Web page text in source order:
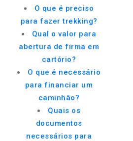
O que é preciso
para fazer trekking?
Qual o valor para
abertura de firma em
cartório?
O que é necessário
para financiar um
caminhão?
Quais os
documentos
necessários para